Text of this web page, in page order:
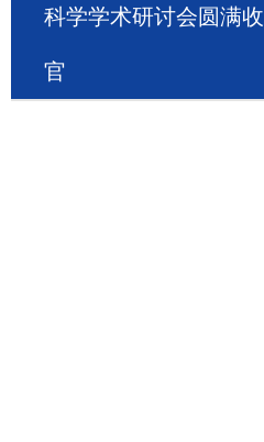
科学学术研讨会圆满收
官